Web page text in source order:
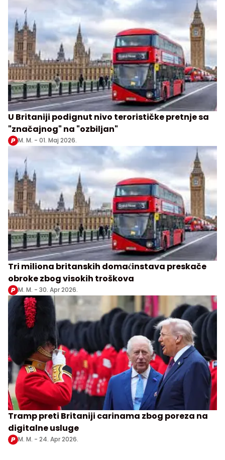
U Britaniji podignut nivo terorističke pretnje sa
"značajnog" na "ozbiljan"
M. M. - 01. Maj 2026.
Tri miliona britanskih domaćinstava preskače
obroke zbog visokih troškova
M. M. - 30. Apr 2026.
Tramp preti Britaniji carinama zbog poreza na
digitalne usluge
M. M. - 24. Apr 2026.